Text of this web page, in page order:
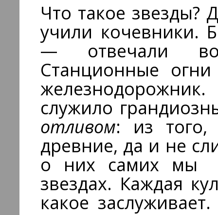
Что такое
учили кочевники.
— отвечали
Станционные огни
служило
отливом: из
древние, да и не
о них самих мы
звездах. Каждая
какое заслуживает.